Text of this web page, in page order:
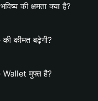
की क्षमता क्या है?
कीमत बढ़ेगी?
Wallet मुफ्त है?